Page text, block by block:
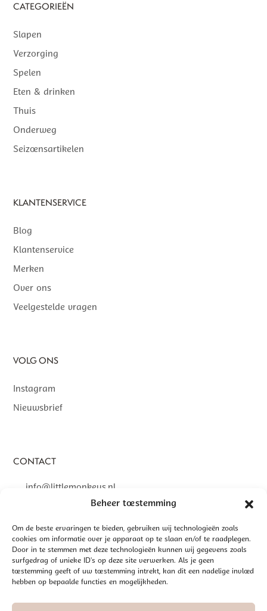
Beheer toestemming
Om de beste ervaringen te bieden, gebruiken wij technologieën zoals
cookies om informatie over je apparaat op te slaan en/of te raadplegen.
Door in te stemmen met deze technologieën kunnen wij gegevens zoals
surfgedrag of unieke ID's op deze site verwerken. Als je geen
toestemming geeft of uw toestemming intrekt, kan dit een nadelige invloed
hebben op bepaalde functies en mogelijkheden.
CATEGORIEËN
Slapen
Verzorging
Spelen
Eten & drinken
Thuis
Onderweg
Seizoensartikelen
KLANTENSERVICE
Blog
Klantenservice
Merken
Over ons
Veelgestelde vragen
VOLG ONS
Instagram
Nieuwsbrief
CONTACT
info@littlemonkeys.nl
©2026 LITTLE MONKEYS | GEREALISEERD DOORINTERLY
ALGEMENE VOORWAARDEN